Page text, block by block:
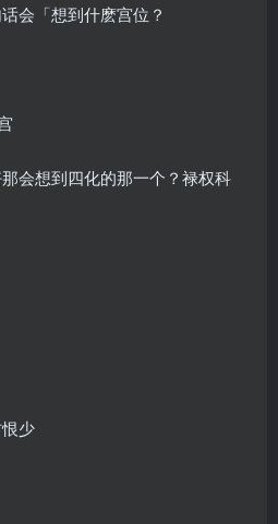
会「想到什麽宫位？
会想到四化的那一个？禄权科
少